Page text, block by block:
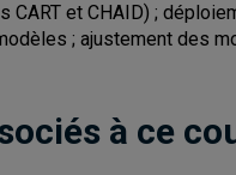
CART et CHAID) ;
; ajustement des
à ce